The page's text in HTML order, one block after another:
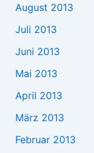
August 2013
Juli 2013
Juni 2013
Mai 2013
April 2013
März 2013
Februar 2013